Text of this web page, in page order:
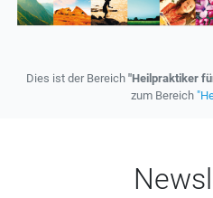
Dies ist der Bereich "Heilpraktiker
zum Bereich